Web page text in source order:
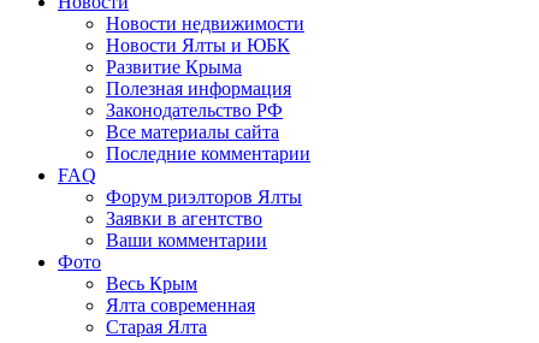
Новости недвижимости
Новости Ялты и ЮБК
Развитие Крыма
Полезная информация
Законодательство РФ
Все материалы сайта
Последние комментарии
FAQ
Форум риэлторов Ялты
Заявки в агентство
Ваши комментарии
Фото
Весь Крым
Ялта современная
Старая Ялта